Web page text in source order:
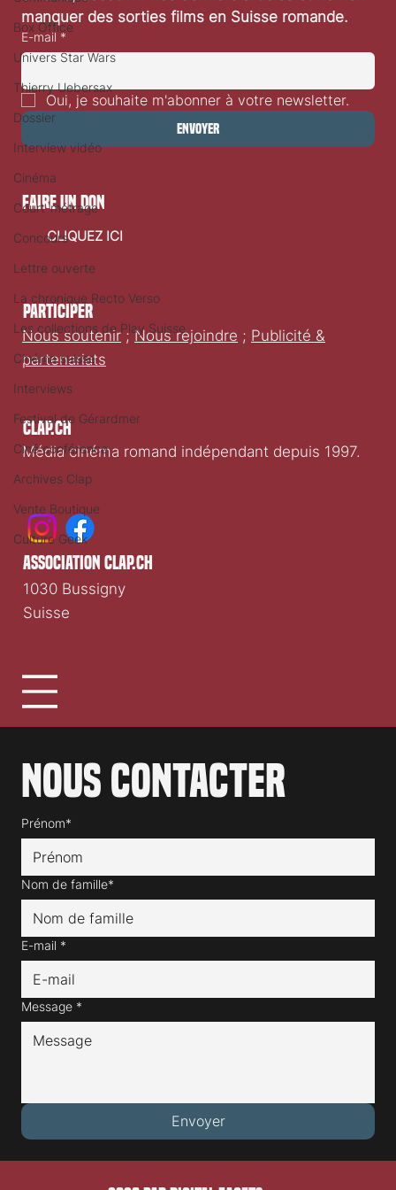
Box Office
Univers Star Wars
Thierry Uebersax
Dossier
Interview vidéo
Cinéma
Court-métrage
Concours
Lettre ouverte
La chronique Recto Verso
Les collections de Play Suisse
Cinéma suisse
Interviews
Festival de Gérardmer
Ciné conférence
Archives Clap
Vente Boutique
Culture Geek
manquer des sorties films en Suisse romande.
E-mail *
Oui, je souhaite m'abonner à votre newsletter.
Envoyer
Clap.ch
Média cinéma romand indépendant depuis 1997.
Participer
Nous soutenir;Nous rejoindre ; Publicité &
partenariats
Nous contacter
Prénom*
Nom de famille*
E-mail *
Message *
Envoyer
faire un don
CLIQUEZ ICI
association clap.ch
1030 Bussigny
Suisse